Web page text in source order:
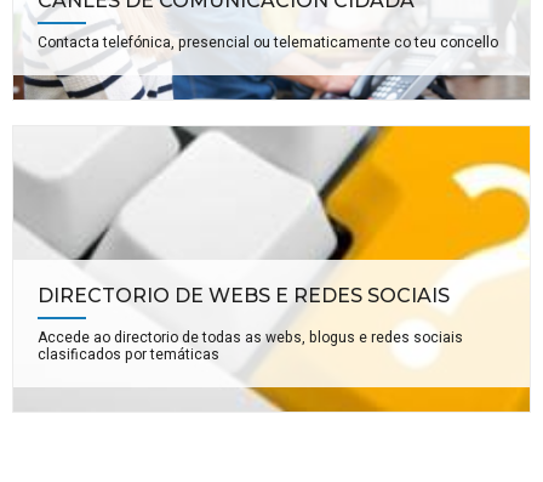
Contacta telefónica, presencial ou telematicamente co teu concello
DIRECTORIO DE WEBS E REDES SOCIAIS
Accede ao directorio de todas as webs, blogus e redes sociais
clasificados por temáticas